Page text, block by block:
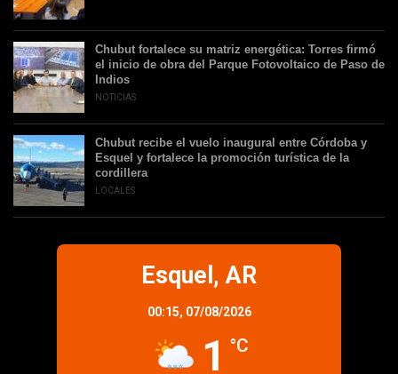
Chubut fortalece su matriz energética: Torres firmó
el inicio de obra del Parque Fotovoltaico de Paso de
Indios
NOTICIAS
Chubut recibe el vuelo inaugural entre Córdoba y
Esquel y fortalece la promoción turística de la
cordillera
LOCALES
Esquel, AR
00:15, 07/08/2026
1 °C